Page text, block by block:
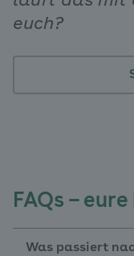
euch?
FAQs –
Was passiert